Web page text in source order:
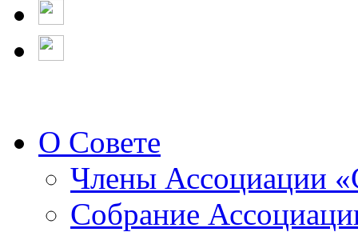
О Совете
Члены Ассоциации
Собрание